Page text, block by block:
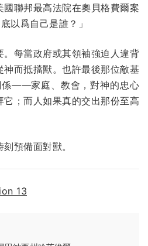
聯邦最高法院在奧貝格費爾案
以爲自己是誰？」
每當政府或其領袖強迫人違背
而抵擋獸。也許最後那位敵基
係——家庭、教會，對神的忠心
；而人如果真的交出那份至高
預備面對獸。
13